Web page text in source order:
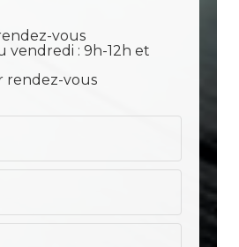
vous
vendredi : 9h-12h et
rendez-vous